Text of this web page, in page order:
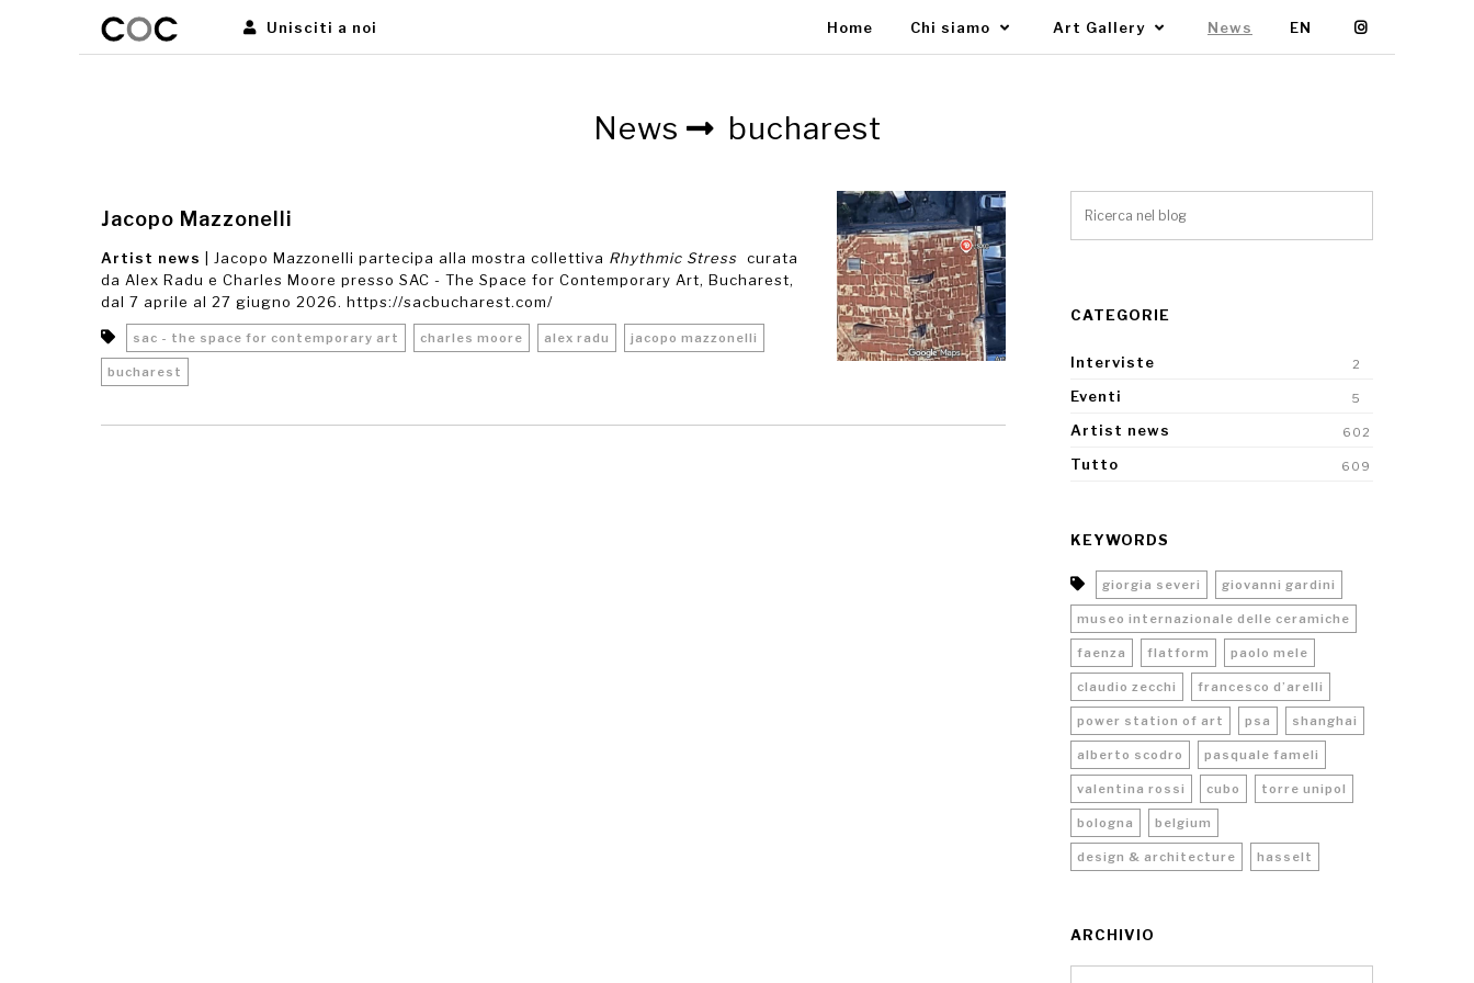
Unisciti a noi Home Chi siamo Art Gallery News EN
News bucharest
Jacopo Mazzonelli
Artist news | Jacopo Mazzonelli partecipa alla mostra collettiva Rhythmic Stress curata
da Alex Radu e Charles Moore presso SAC - The Space for Contemporary Art, Bucharest,
dal 7 aprile al 27 giugno 2026. https://sacbucharest.com/
sac - the space for contemporary art charles moore alex radu jacopo mazzonelli
bucharest
CATEGORIE
Interviste 2
Eventi 5
Artist news 602
Tutto 609
KEYWORDS
giorgia severi giovanni gardini
museo internazionale delle ceramiche
faenza flatform paolo mele
claudio zecchi francesco d’arelli
power station of art psa shanghai
alberto scodro pasquale fameli
valentina rossi cubo torre unipol
bologna belgium
design & architecture hasselt
ARCHIVIO